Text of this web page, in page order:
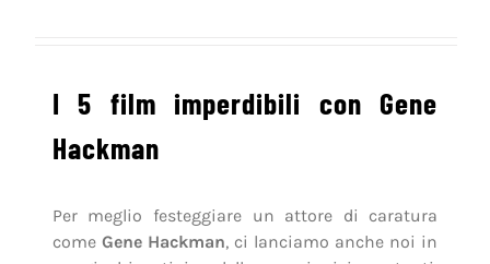
I 5 film imperdibili con Gene
Hackman
Per meglio festeggiare un attore di caratura
come Gene Hackman, ci lanciamo anche noi in